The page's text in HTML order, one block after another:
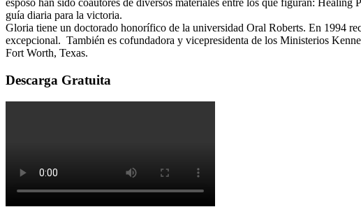
esposo han sido coautores de diversos materiales entre los que figuran:
guía diaria para la victoria.
Gloria tiene un doctorado honorífico de la universidad Oral Roberts. En 1994
excepcional. También es cofundadora y vicepresidenta de los Ministerios
Fort Worth, Texas.
Descarga Gratuita